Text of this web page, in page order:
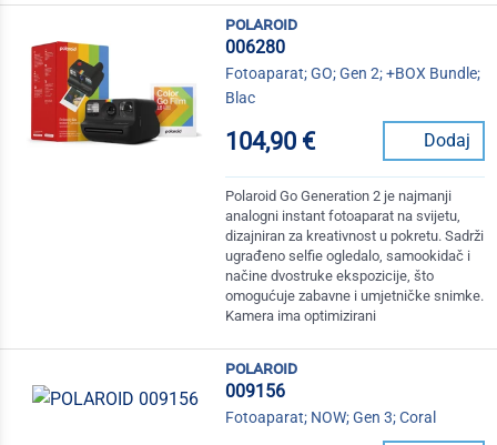
polaroid
006280
Fotoaparat; GO; Gen 2; +BOX Bundle;
Blac
104,90 € Dodaj
Polaroid Go Generation 2 je najmanji
analogni instant fotoaparat na svijetu,
dizajniran za kreativnost u pokretu. Sadrži
ugrađeno selfie ogledalo, samookidač i
načine dvostruke ekspozicije, što
omogućuje zabavne i umjetničke snimke.
Kamera ima optimizirani
polaroid
009156
Fotoaparat; NOW; Gen 3; Coral